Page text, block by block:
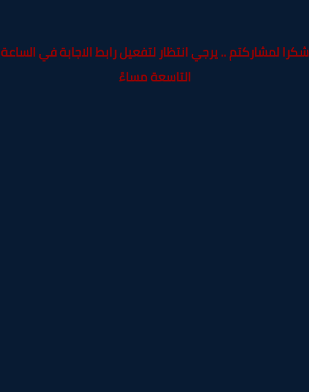
لمشاركتم .. يرجي انتظار لتفعيل رابط الاجابة في الساعة
التاسعة مساءً